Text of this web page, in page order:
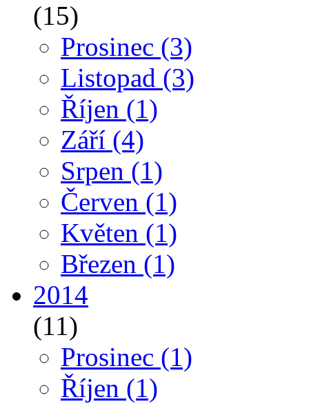
(15)
Prosinec (3)
Listopad (3)
Říjen (1)
Září (4)
Srpen (1)
Červen (1)
Květen (1)
Březen (1)
2014
(11)
Prosinec (1)
Říjen (1)